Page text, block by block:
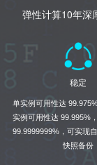
弹性计算10年深
稳定
单实例可用性达
实例可用性达 99.995%
99.9999999%，可实现
快照备份